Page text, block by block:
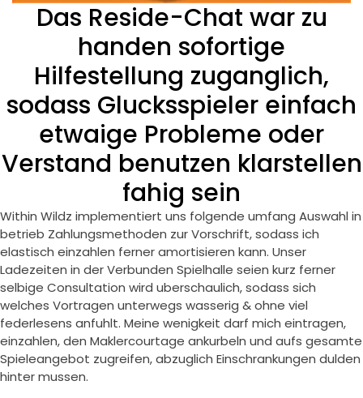
Das Reside-Chat war zu
handen sofortige
Hilfestellung zuganglich,
sodass Glucksspieler einfach
etwaige Probleme oder
Verstand benutzen klarstellen
fahig sein
Within Wildz implementiert uns folgende umfang Auswahl in
betrieb Zahlungsmethoden zur Vorschrift, sodass ich
elastisch einzahlen ferner amortisieren kann. Unser
Ladezeiten in der Verbunden Spielhalle seien kurz ferner
selbige Consultation wird uberschaulich, sodass sich
welches Vortragen unterwegs wasserig & ohne viel
federlesens anfuhlt. Meine wenigkeit darf mich eintragen,
einzahlen, den Maklercourtage ankurbeln und aufs gesamte
Spieleangebot zugreifen, abzuglich Einschrankungen dulden
hinter mussen.